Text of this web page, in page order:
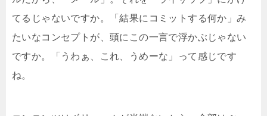
てるじゃないですか。「結果にコミットする何か」み
たいなコンセプトが、頭にこの一言で浮かぶじゃない
ですか。「うわぁ、これ、うめーな」って感じです
ね。